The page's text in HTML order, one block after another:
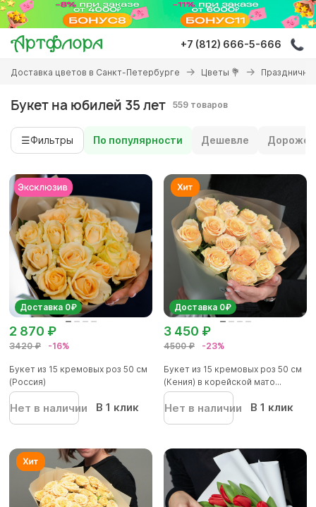
Перейти
основному
содержанию
+7 (812) 666-5-666
Вы
здесь
Доставка цветов в Санкт-Петербурге Цветы 💐
Букет на юбилей 35 лет 559 товаров
☰Фильтры По популярности Дешевле Дороже
Доставка 0₽
3420 ₽ -16%
2 870 ₽
Букет из 15 кремовых роз 50 см
(Россия)
Нет в наличии В 1 клик
Доставка 0₽
4500 ₽ -23%
3 450 ₽
Букет из 15 кремовых роз 50 см
(Кения) в корейской мато...
Нет в наличии В 1 клик